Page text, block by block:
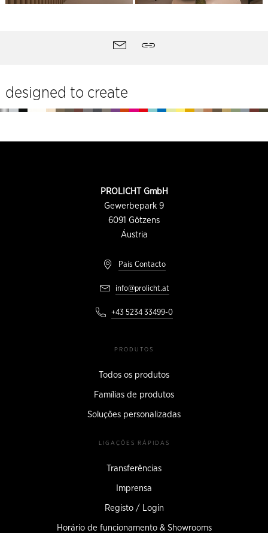
Contacto
designed to create
PROLICHT GmbH
Gewerbepark 9
6091 Götzens
Áustria
País Contacto
info@prolicht.at
+43 5234 33499-0
PRODUTOS
Todos os produtos
Famílias de produtos
Soluções personalizadas
LIGAÇÕES RÁPIDAS
Transferências
Imprensa
Registo / Login
Horário de funcionamento & Showrooms